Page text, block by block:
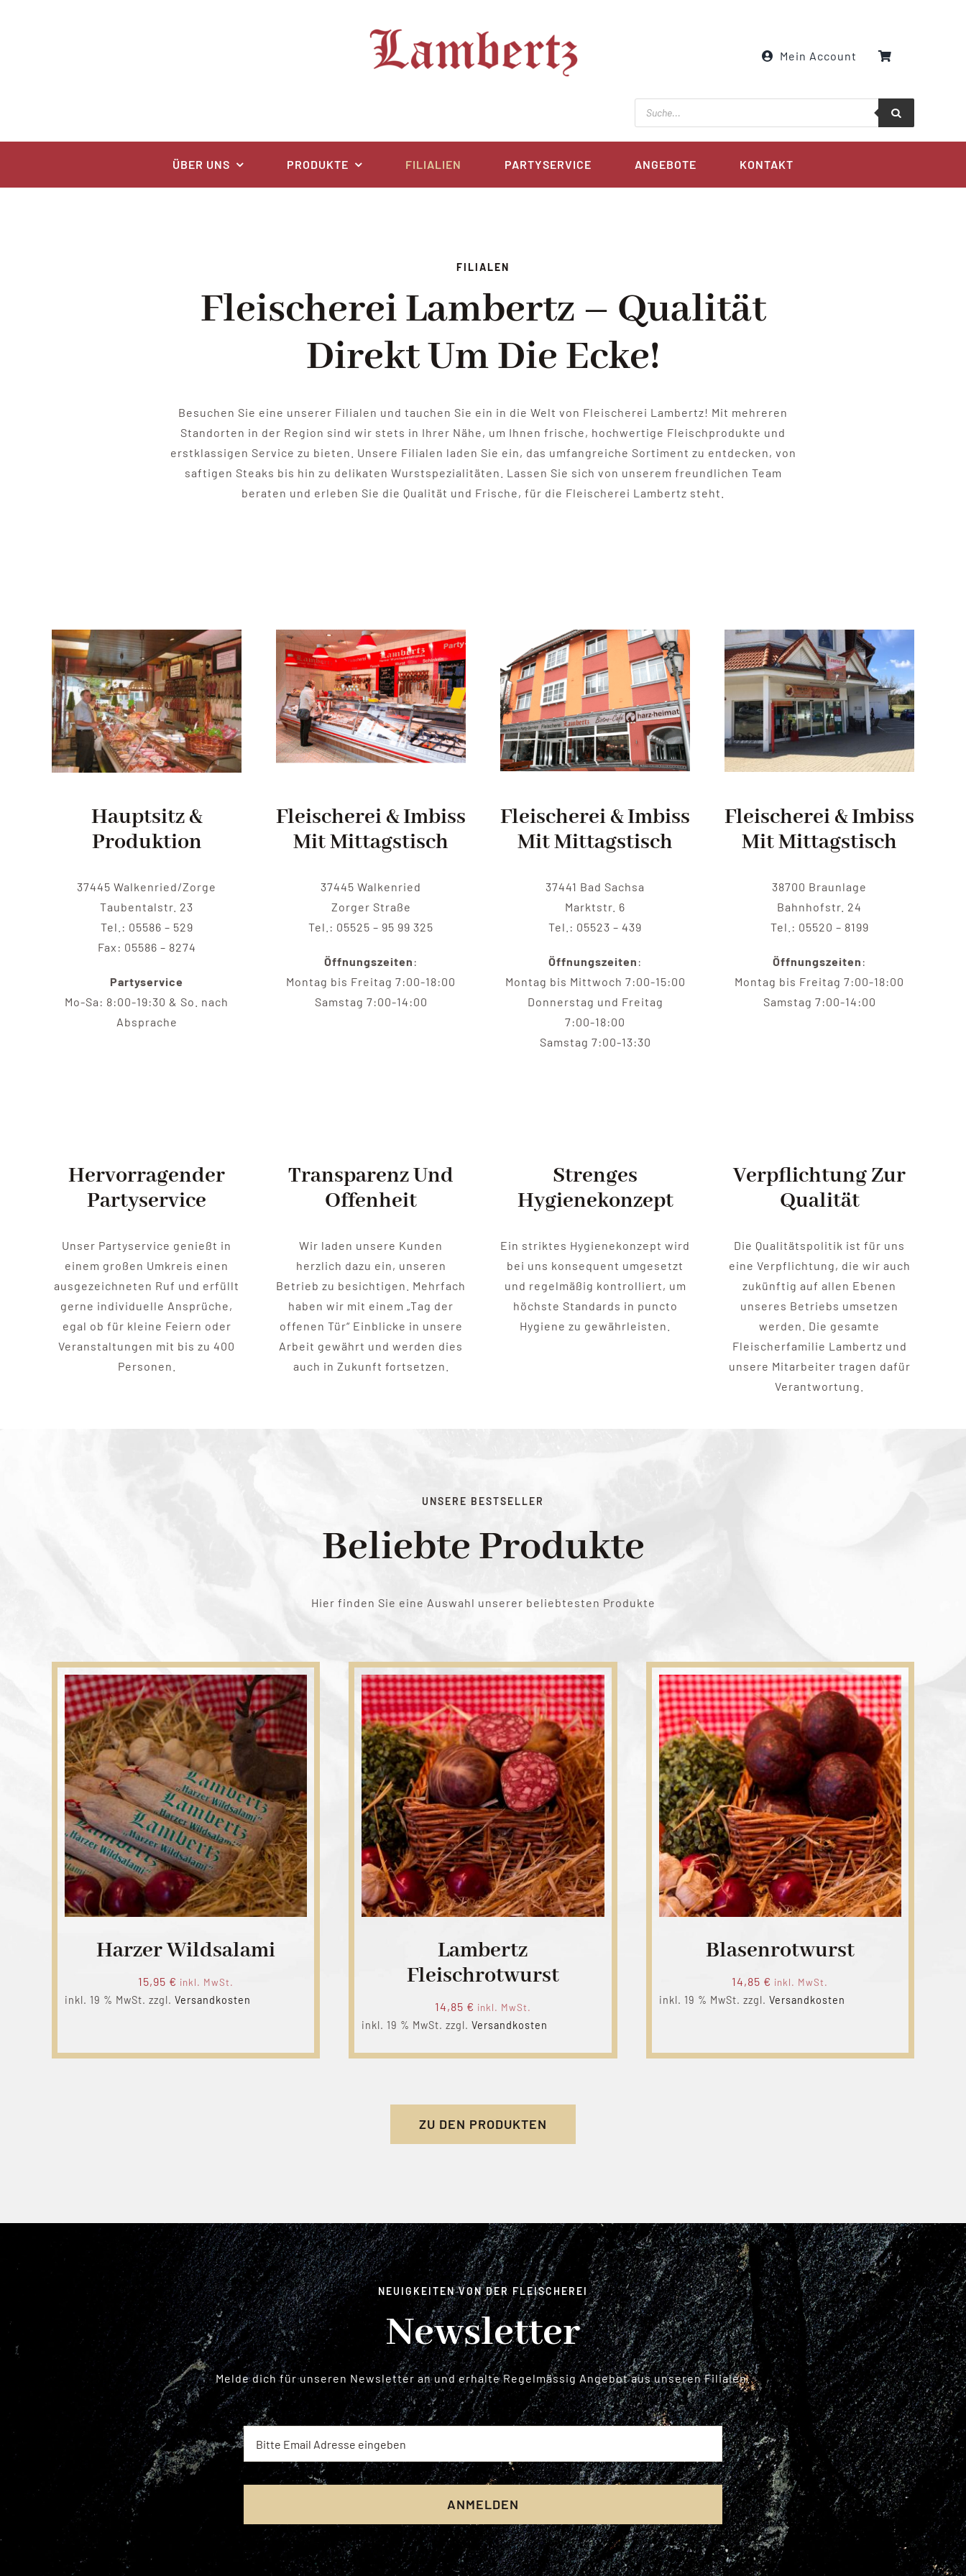
Mein Account
Products
search
ÜBER UNS PRODUKTE FILIALIEN PARTYSERVICE ANGEBOTE KONTAKT
FILIALEN
Fleischerei Lambertz – Qualität
Direkt Um Die Ecke!
Besuchen Sie eine unserer Filialen und tauchen Sie ein in die Welt von Fleischerei Lambertz! Mit mehreren
Standorten in der Region sind wir stets in Ihrer Nähe, um Ihnen frische, hochwertige Fleischprodukte und
erstklassigen Service zu bieten. Unsere Filialen laden Sie ein, das umfangreiche Sortiment zu entdecken, von
saftigen Steaks bis hin zu delikaten Wurstspezialitäten. Lassen Sie sich von unserem freundlichen Team
beraten und erleben Sie die Qualität und Frische, für die Fleischerei Lambertz steht.
Hauptsitz &
Produktion
37445 Walkenried/Zorge
Taubentalstr. 23
Tel.: 05586 – 529
Fax: 05586 – 8274
Partyservice
Mo-Sa: 8:00-19:30 & So. nach
Absprache
Fleischerei & Imbiss
Mit Mittagstisch
37445 Walkenried
Zorger Straße
Tel.: 05525 – 95 99 325
Öffnungszeiten :
Montag bis Freitag 7:00-18:00
Samstag 7:00-14:00
Fleischerei & Imbiss
Mit Mittagstisch
37441 Bad Sachsa
Marktstr. 6
Tel.: 05523 – 439
Öffnungszeiten :
Montag bis Mittwoch 7:00-15:00
Donnerstag und Freitag
7:00-18:00
Samstag 7:00-13:30
Fleischerei & Imbiss
Mit Mittagstisch
38700 Braunlage
Bahnhofstr. 24
Tel.: 05520 – 8199
Öffnungszeiten :
Montag bis Freitag 7:00-18:00
Samstag 7:00-14:00
Hervorragender
Partyservice
Unser Partyservice genießt in
einem großen Umkreis einen
ausgezeichneten Ruf und erfüllt
gerne individuelle Ansprüche,
egal ob für kleine Feiern oder
Veranstaltungen mit bis zu 400
Personen.
Transparenz Und
Offenheit
Wir laden unsere Kunden
herzlich dazu ein, unseren
Betrieb zu besichtigen. Mehrfach
haben wir mit einem „Tag der
offenen Tür“ Einblicke in unsere
Arbeit gewährt und werden dies
auch in Zukunft fortsetzen.
Strenges
Hygienekonzept
Ein striktes Hygienekonzept wird
bei uns konsequent umgesetzt
und regelmäßig kontrolliert, um
höchste Standards in puncto
Hygiene zu gewährleisten.
Verpflichtung Zur
Qualität
Die Qualitätspolitik ist für uns
eine Verpflichtung, die wir auch
zukünftig auf allen Ebenen
unseres Betriebs umsetzen
werden. Die gesamte
Fleischerfamilie Lambertz und
unsere Mitarbeiter tragen dafür
Verantwortung.
UNSERE BESTSELLER
Beliebte Produkte
Hier finden Sie eine Auswahl unserer beliebtesten Produkte
Harzer Wildsalami
15,95 € inkl. MwSt.
inkl. 19 % MwSt. zzgl. Versandkosten
Lambertz
Fleischrotwurst
14,85 € inkl. MwSt.
inkl. 19 % MwSt. zzgl.Versandkosten
Blasenrotwurst
14,85 € inkl. MwSt.
inkl. 19 % MwSt. zzgl. Versandkosten
ZU DEN PRODUKTEN
NEUIGKEITEN VON DER FLEISCHEREI
Newsletter
Melde dich für unseren Newsletter an und erhalte Regelmässig Angebot aus unseren Filialen.
ANMELDEN